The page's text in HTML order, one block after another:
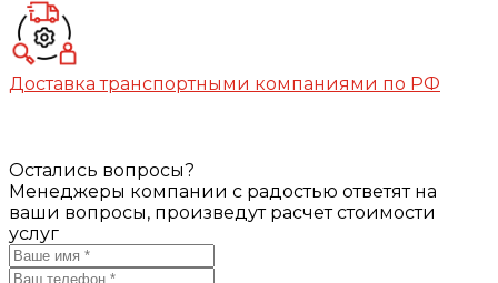
Доставка транспортными компаниями по РФ
Остались вопросы?
Менеджеры компании с радостью ответят на
ваши вопросы, произведут расчет стоимости
услуг